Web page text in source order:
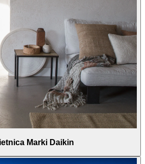
Marki Daikin